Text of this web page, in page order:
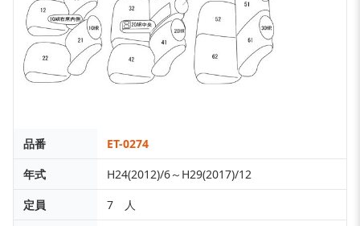
品番
ET-0274
年式
H24(2012)/6～H29(2017)/12
定員
7 人